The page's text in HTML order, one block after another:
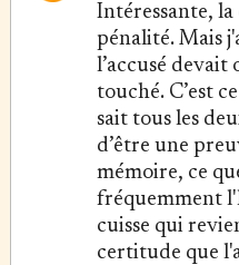
Intéressante, la
pénalité. Mais
l’accusé
touché. C’est
sait tous les
d’être une
mémoire, ce
fréquemment
cuisse qui
certitude que